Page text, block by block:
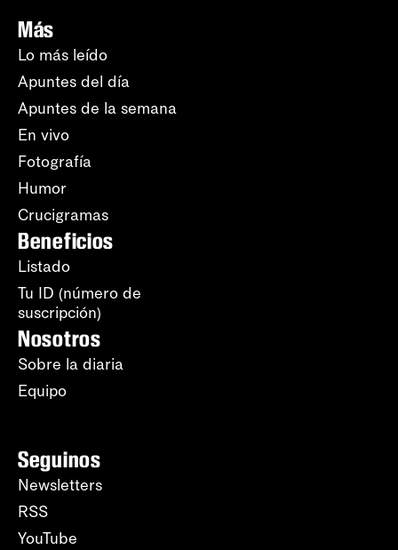
Más
Lo más leído
Apuntes del día
Apuntes de la semana
En vivo
Fotografía
Humor
Crucigramas
Beneficios
Listado
Tu ID (número de
suscripción)
Nosotros
Sobre la diaria
Equipo
Seguinos
Newsletters
RSS
YouTube